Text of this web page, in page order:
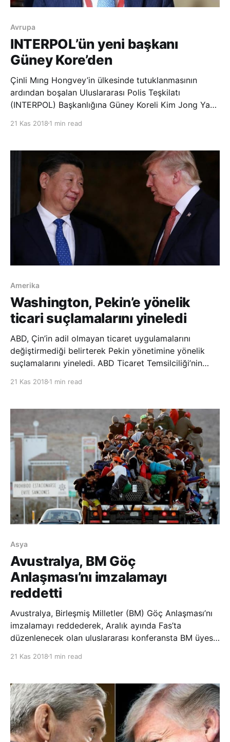
Avrupa
INTERPOL’ün yeni başkanı
Güney Kore’den
Çinli Mıng Hongvey’in ülkesinde tutuklanmasının
ardından boşalan Uluslararası Polis Teşkilatı
(INTERPOL) Başkanlığına Güney Koreli Kim Jong Yang
toplantısında yapılan seçimde, oyların 3’te 2’sini
21 Kas 2018 1 min read
Amerika
Washington, Pekin’e yönelik
ticari suçlamalarını yineledi
ABD, Çin’in adil olmayan ticaret uygulamalarını
değiştirmediği belirterek Pekin yönetimine yönelik
suçlamalarını yineledi. ABD Ticaret Temsilciliği’nin
21 Kas 2018 1 min read
Asya
Avustralya, BM Göç
Anlaşması’nı imzalamayı
reddetti
Avustralya, Birleşmiş Milletler (BM) Göç Anlaşması’nı
imzalamayı reddederek, Aralık ayında Fas’ta
düzenlenecek olan uluslararası konferansta BM üyesi
Sözleşmesi’ne katılmayacağını açıklayan ülkelerin yer
21 Kas 2018 1 min read